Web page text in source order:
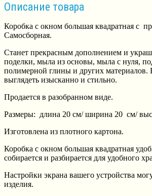
Описание товара
Коробка с окном большая квадратная с
Самосборная.
Станет прекрасным дополнением и
поделки, мыла из основы, мыла с нуля,
полимерной глины и других материалов.
выглядеть изысканно и стильно.
Продается в разобранном виде.
Размеры: длина 20 см/ ширина 20 см/
Изготовлена из плотного картона.
Коробка с окном большая квадратная
собирается и разбирается для удобного
Настройки экрана вашего устройства
изделия.